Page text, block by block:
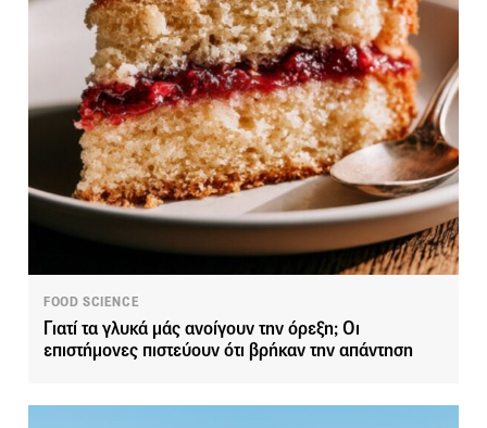
FOOD SCIENCE
Γιατί τα γλυκά μάς ανοίγουν την όρεξη; Οι
επιστήμονες πιστεύουν ότι βρήκαν την απάντηση